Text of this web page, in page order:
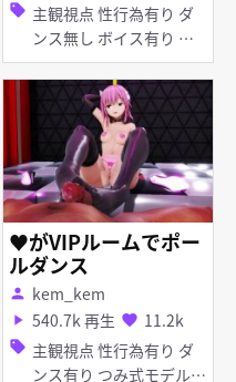
sell 主観視点 性行為有り ダ
ンス無し ボイス有り 淫
乱 足コキ 乱交 女性上位
♥がVIPルームでポー
ルダンス
person kem_kem
play_arrow 540.7k 再生 favorite 11.2k
sell 主観視点 性行為有り ダ
ンス有り つみ式モデル